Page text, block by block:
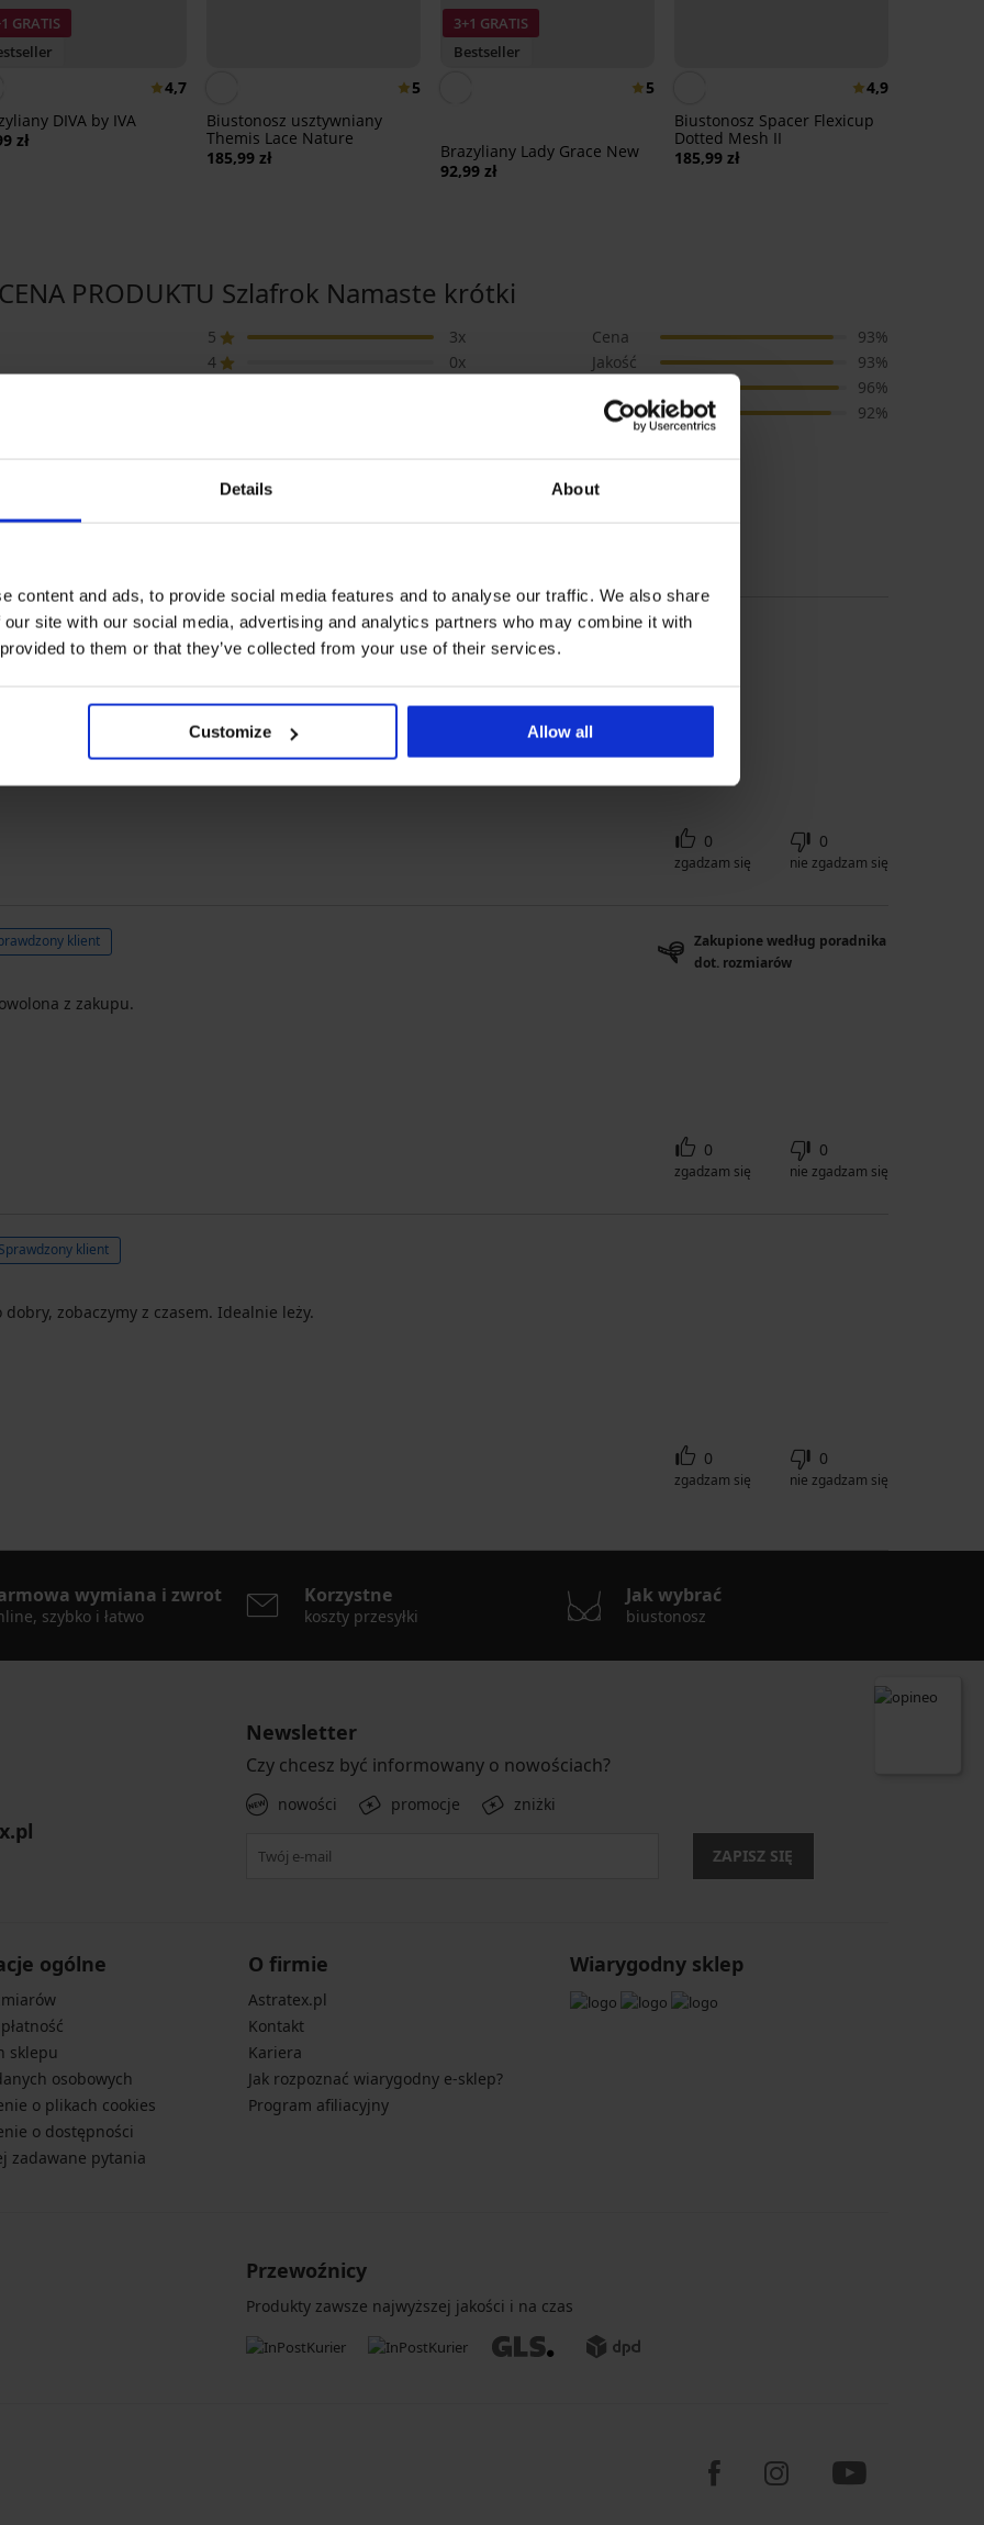
Details About
content and ads, to provide social media features and to analyse our traffic. We also share
site with our social media, advertising and analytics partners who may combine it with
to them or that they’ve collected from your use of their services.
Customize Allow all
GRATIS
4,7
DIVA by IVA
zł
5
Biustonosz usztywniany
Themis Lace Nature
185,99 zł
3+1 GRATIS
Bestseller
5
Brazyliany Lady Grace New
92,99 zł
4,9
Biustonosz Spacer Flexicup
Dotted Mesh II
185,99 zł
PRODUKTU Szlafrok Namaste krótki
5
3x
4
0x
Cena
93%
Jakość
93%
96%
Rozmiar
92%
Sprawdzony klient
0
zgadzam się
0
nie zgadzam się
klient
Zakupione według poradnika
dot. rozmiarów
z zakupu.
0
zgadzam się
0
nie zgadzam się
Sprawdzony klient
zobaczymy z czasem. Idealnie leży.
0
zgadzam się
0
nie zgadzam się
wymiana i zwrot
szybko i łatwo
Korzystne
koszty przesyłki
Jak wybrać
biustonosz
Newsletter
Czy chcesz być informowany o nowościach?
nowości promocje zniżki
ZAPISZ SIĘ
ogólne
sklepu
osobowych
o plikach cookies
o dostępności
zadawane pytania
O firmie
Astratex.pl
Kontakt
Kariera
Jak rozpoznać wiarygodny e-sklep?
Program afiliacyjny
Wiarygodny sklep
Przewoźnicy
Produkty zawsze najwyższej jakości i na czas